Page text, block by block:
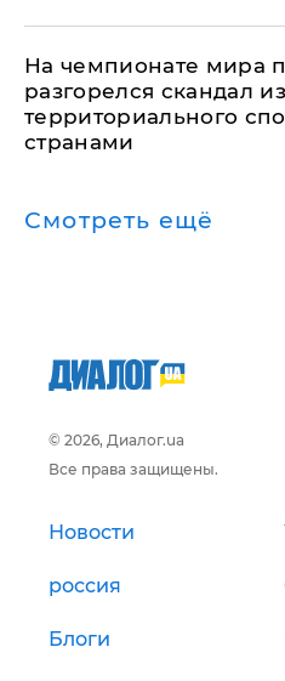
На чемпионате мира
разгорелся скандал
территориального
странами
Смотреть ещё
© 2026, Диалог.ua
Все права защищены.
Новости
россия
Блоги